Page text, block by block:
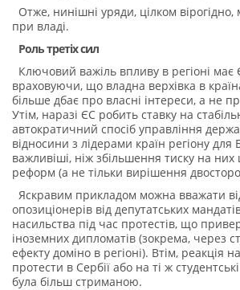
Отже, нинішні уряди, цілком
при владі.
Роль третіх сил
Ключовий важіль впливу в регіоні має
враховуючи, що владна верхівка в
більше дбає про власні інтереси, а не
Утім, наразі ЄС робить ставку на
автократичний спосіб управління
відносини з лідерами країн регіону для
важливіші, ніж збільшення тиску на
реформ (а не тільки вирішення
Яскравим прикладом можна вважати
опозиціонерів від депутатських
насильства під час протестів, що
іноземних дипломатів (зокрема, через
ефекту доміно в регіоні). Втім, реакція
протести в Сербії або на ті ж
була більш стриманою.